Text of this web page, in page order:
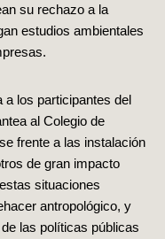
su rechazo a la
estudios ambientales
a los participantes del
al Colegio de
frente a las instalación
de gran impacto
situaciones
antropológico, y
las políticas públicas